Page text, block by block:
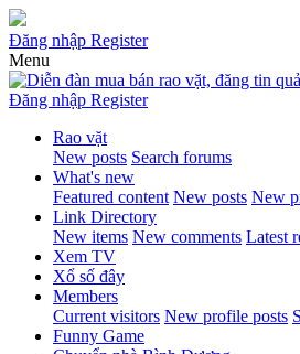
Đăng nhập Register
Menu
Đăng nhập Register
Rao vặt
New posts Search forums
What's new
Featured content New posts New
Link Directory
New items New comments Latest
Xem TV
Xổ số đây
Members
Current visitors New profile posts
Funny Game